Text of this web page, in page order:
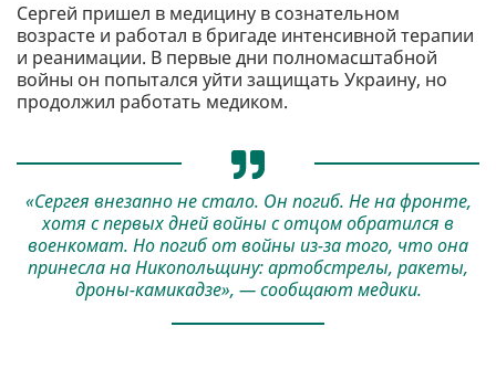
Сергей пришел в медицину в сознательном
возрасте и работал в бригаде интенсивной терапии
и реанимации. В первые дни полномасштабной
войны он попытался уйти защищать Украину, но
продолжил работать медиком.
«Сергея внезапно не стало. Он погиб. Не на фронте,
хотя с первых дней войны с отцом обратился в
военкомат. Но погиб от войны из-за того, что она
принесла на Никопольщину: артобстрелы, ракеты,
дроны-камикадзе», — сообщают медики.